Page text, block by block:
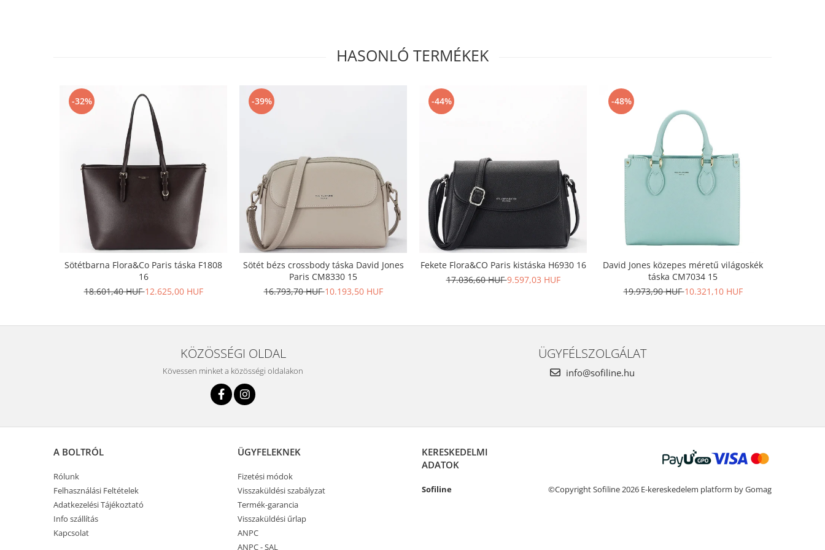
HASONLÓ TERMÉKEK
-32%
Sötétbarna Flora&Co Paris táska F1808
16
18.601,40 HUF12.625,00 HUF
-39%
Sötét bézs crossbody táska David Jones
Paris CM8330 15
16.793,70 HUF10.193,50 HUF
-44%
Fekete Flora&CO Paris kistáska H6930 16
17.036,60 HUF9.597,03 HUF
-48%
David Jones közepes méretű világoskék
táska CM7034 15
19.973,90 HUF10.321,10 HUF
KÖZÖSSÉGI OLDAL
Kövessen minket a közösségi oldalakon
ÜGYFÉLSZOLGÁLAT
info@sofiline.hu
A BOLTRÓL
Rólunk
Felhasználási Feltételek
Adatkezelési Tájékoztató
Info szállítás
Kapcsolat
ÜGYFELEKNEK
Fizetési módok
Visszaküldési szabályzat
Termék-garancia
Visszaküldési űrlap
ANPC
ANPC - SAL
KERESKEDELMI
ADATOK
Sofiline ©Copyright Sofiline 2026 E-kereskedelem platform by Gomag